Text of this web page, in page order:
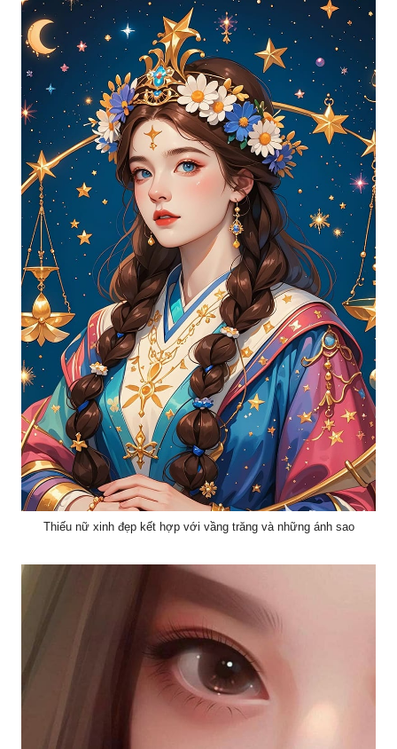
Thiếu nữ xinh đẹp kết hợp với vầng trăng và những ánh sao